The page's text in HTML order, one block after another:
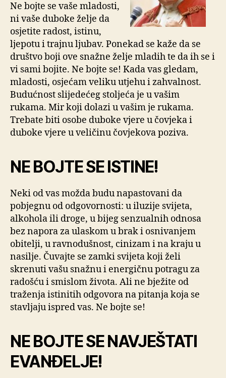
Ne bojte se vaše mladosti,
ni vaše duboke želje da
osjetite radost, istinu,
ljepotu i trajnu ljubav. Ponekad se kaže da se
društvo boji ove snažne želje mladih te da ih se i
vi sami bojite. Ne bojte se! Kada vas gledam,
mladosti, osjećam veliku utjehu i zahvalnost.
Budućnost slijedećeg stoljeća je u vašim
rukama. Mir koji dolazi u vašim je rukama.
Trebate biti osobe duboke vjere u čovjeka i
duboke vjere u veličinu čovjekova poziva.
NE BOJTE SE ISTINE!
Neki od vas možda budu napastovani da
pobjegnu od odgovornosti: u iluzije svijeta,
alkohola ili droge, u bijeg senzualnih odnosa
bez napora za ulaskom u brak i osnivanjem
obitelji, u ravnodušnost, cinizam i na kraju u
nasilje. Čuvajte se zamki svijeta koji želi
skrenuti vašu snažnu i energičnu potragu za
radošću i smislom života. Ali ne bježite od
traženja istinitih odgovora na pitanja koja se
stavljaju ispred vas. Ne bojte se!
NE BOJTE SE NAVJEŠTATI
EVANĐELJE!